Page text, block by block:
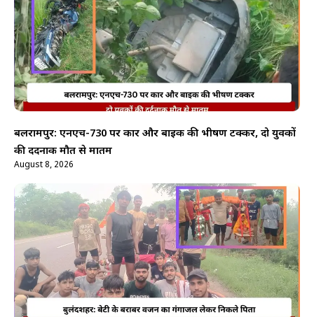
बलरामपुर: एनएच-730 पर कार और बाइक की भीषण टक्कर, दो युवकों
की दर्दनाक मौत से मातम
August 8, 2026